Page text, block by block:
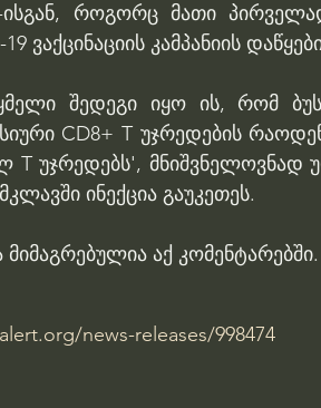
ისგან, როგორც მათი
ვაქცინაციის კამპანიის
შედეგი იყო ის, რომ
CD8+ T უჯრედების
უჯრედებს', მნიშვნელოვნად
ინექცია გაუკეთეს.
აქ კომენტარებში.
news-releases/998474